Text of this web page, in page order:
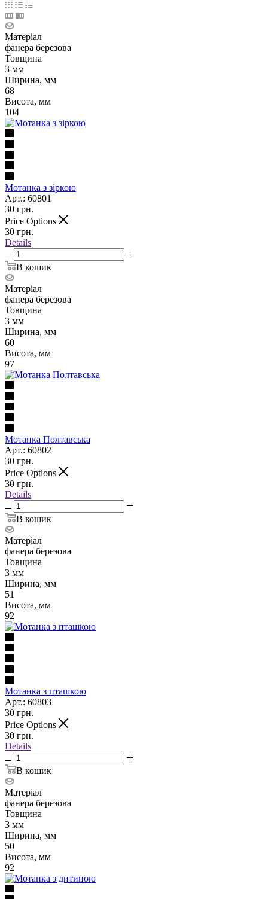
Матеріал
фанера березова
Товщина
3 мм
Ширина, мм
68
Висота, мм
104
Мотанка з зіркою
Арт.: 60801
30 грн.
Price Options
30 грн.
Details
В кошик
Матеріал
фанера березова
Товщина
3 мм
Ширина, мм
60
Висота, мм
97
Мотанка Полтавська
Арт.: 60802
30 грн.
Price Options
30 грн.
Details
В кошик
Матеріал
фанера березова
Товщина
3 мм
Ширина, мм
51
Висота, мм
92
Мотанка з пташкою
Арт.: 60803
30 грн.
Price Options
30 грн.
Details
В кошик
Матеріал
фанера березова
Товщина
3 мм
Ширина, мм
50
Висота, мм
92